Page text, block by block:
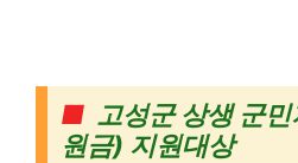
■ 고성군 상생 군
원금) 지원대상